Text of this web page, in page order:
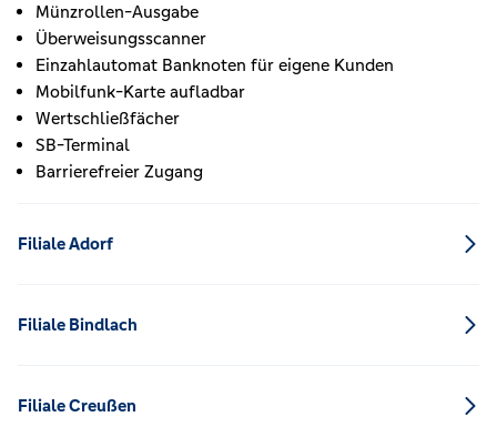
Münzrollen-Ausgabe
Überweisungsscanner
Einzahlautomat Banknoten für eigene Kunden
Mobilfunk-Karte aufladbar
Wertschließfächer
SB-Terminal
Barrierefreier Zugang
Filiale Adorf
Filiale Bindlach
Filiale Creußen